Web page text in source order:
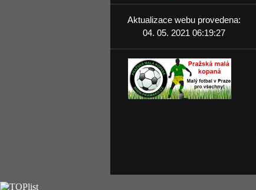
Aktualizace webu provedena:
04. 05. 2021 06:19:27